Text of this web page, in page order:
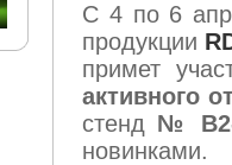
C 4 по 6
продукции
примет
активного
стенд №
новинками.